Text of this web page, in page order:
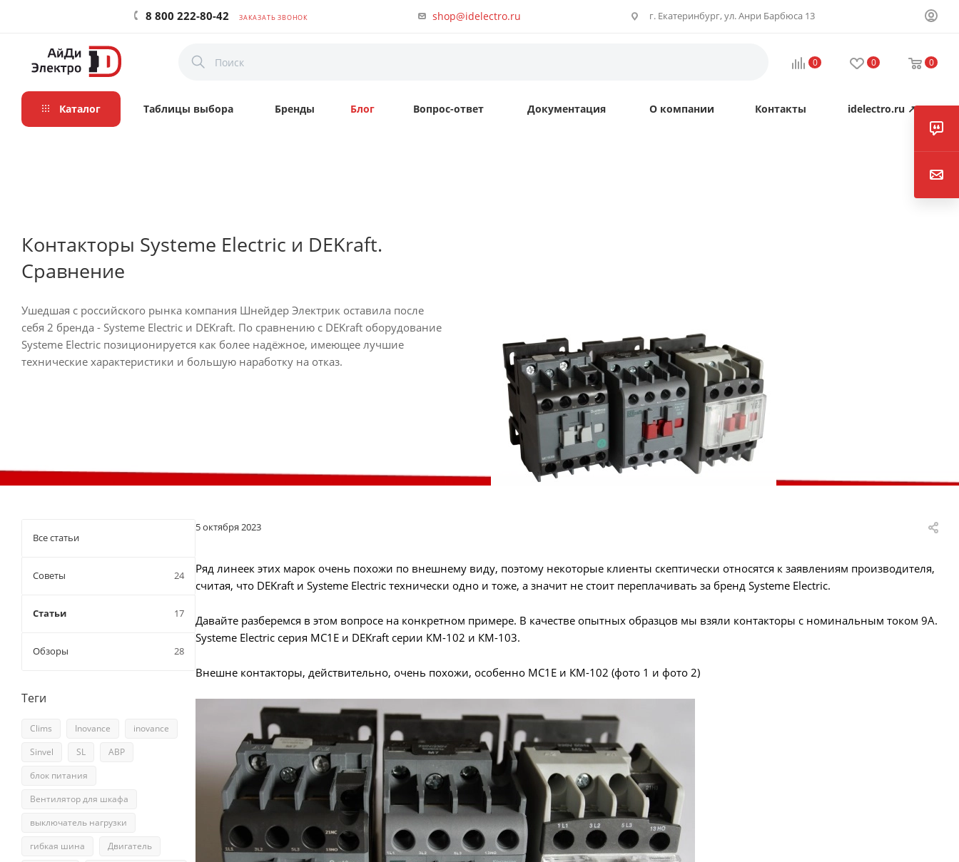
8 800 222-80-42 ЗАКАЗАТЬ ЗВОНОК shop@idelectro.ru г. Екатеринбург, ул. Анри Барбюса 13
0 0 0
Каталог Таблицы выбора Бренды Блог Вопрос-ответ Документация О компании Контакты idelectro.ru ↗
Контакторы Systeme Electric и DEKraft.
Сравнение
Ушедшая с российского рынка компания Шнейдер Электрик оставила после
себя 2 бренда - Systemе Electric и DEKraft. По сравнению с DEKraft оборудование
Systemе Electric позиционируется как более надёжное, имеющее лучшие
технические характеристики и большую наработку на отказ.
5 октября 2023
Ряд линеек этих марок очень похожи по внешнему виду, поэтому некоторые клиенты скептически относятся к заявлениям производителя,
считая, что DEKraft и Systemе Electric технически одно и тоже, а значит не стоит переплачивать за бренд Systemе Electric.
Давайте разберемся в этом вопросе на конкретном примере. В качестве опытных образцов мы взяли контакторы с номинальным током 9А.
Systemе Electric серия MC1E и DEKraft серии КМ-102 и КМ-103.
Внешне контакторы, действительно, очень похожи, особенно МC1E и КМ-102 (фото 1 и фото 2)
Все статьи
Советы 24
Статьи 17
Обзоры 28
Теги
Clims Inovance
inovance
Sinvel
SL
АВР
блок питания
Вентилятор для шкафа
выключатель нагрузки
гибкая шина
Двигатель